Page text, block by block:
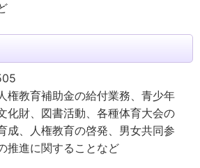
権教育補助金の給付業務、青少年
化財、図書活動、各種体育大会の
成、人権教育の啓発、男女共同参
推進に関することなど